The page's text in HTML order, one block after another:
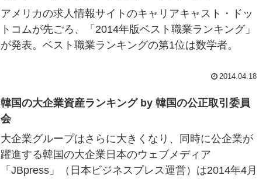
アメリカの求人情報サイトのキャリアキャスト・ドッ
トコムが先ごろ、「2014年版ベスト職業ランキング」
が発表。ベスト職業ランキングの第1位は数学者。
2014.04.18
韓国の大企業資産ランキング by 韓国の公正取引委員
会
大企業グループはさらに大きくなり、同時に公企業が
躍進する韓国の大企業日本のウェブメディア
「JBpress」（日本ビジネスプレス運営）は2014年4月